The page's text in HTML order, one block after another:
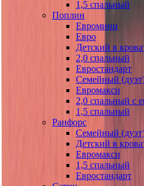
1,5 спальный
Поплин
Евромини
Евро
Детский в
2,0 спальный
Евростандарт
Семейный
Евромакси
2,0 спальный с
1,5 спальный
Ранфорс
Семейный
Детский в
Евромакси
1,5 спальный
Евростандарт